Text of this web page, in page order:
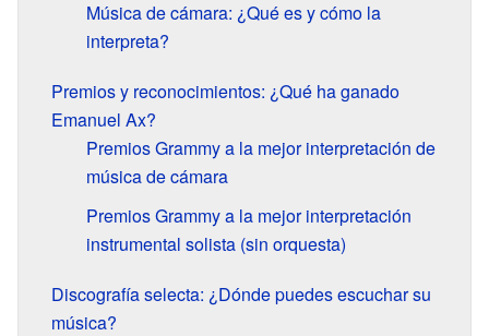
Música de cámara: ¿Qué es y cómo la
interpreta?
Premios y reconocimientos: ¿Qué ha ganado
Emanuel Ax?
Premios Grammy a la mejor interpretación de
música de cámara
Premios Grammy a la mejor interpretación
instrumental solista (sin orquesta)
Discografía selecta: ¿Dónde puedes escuchar su
música?